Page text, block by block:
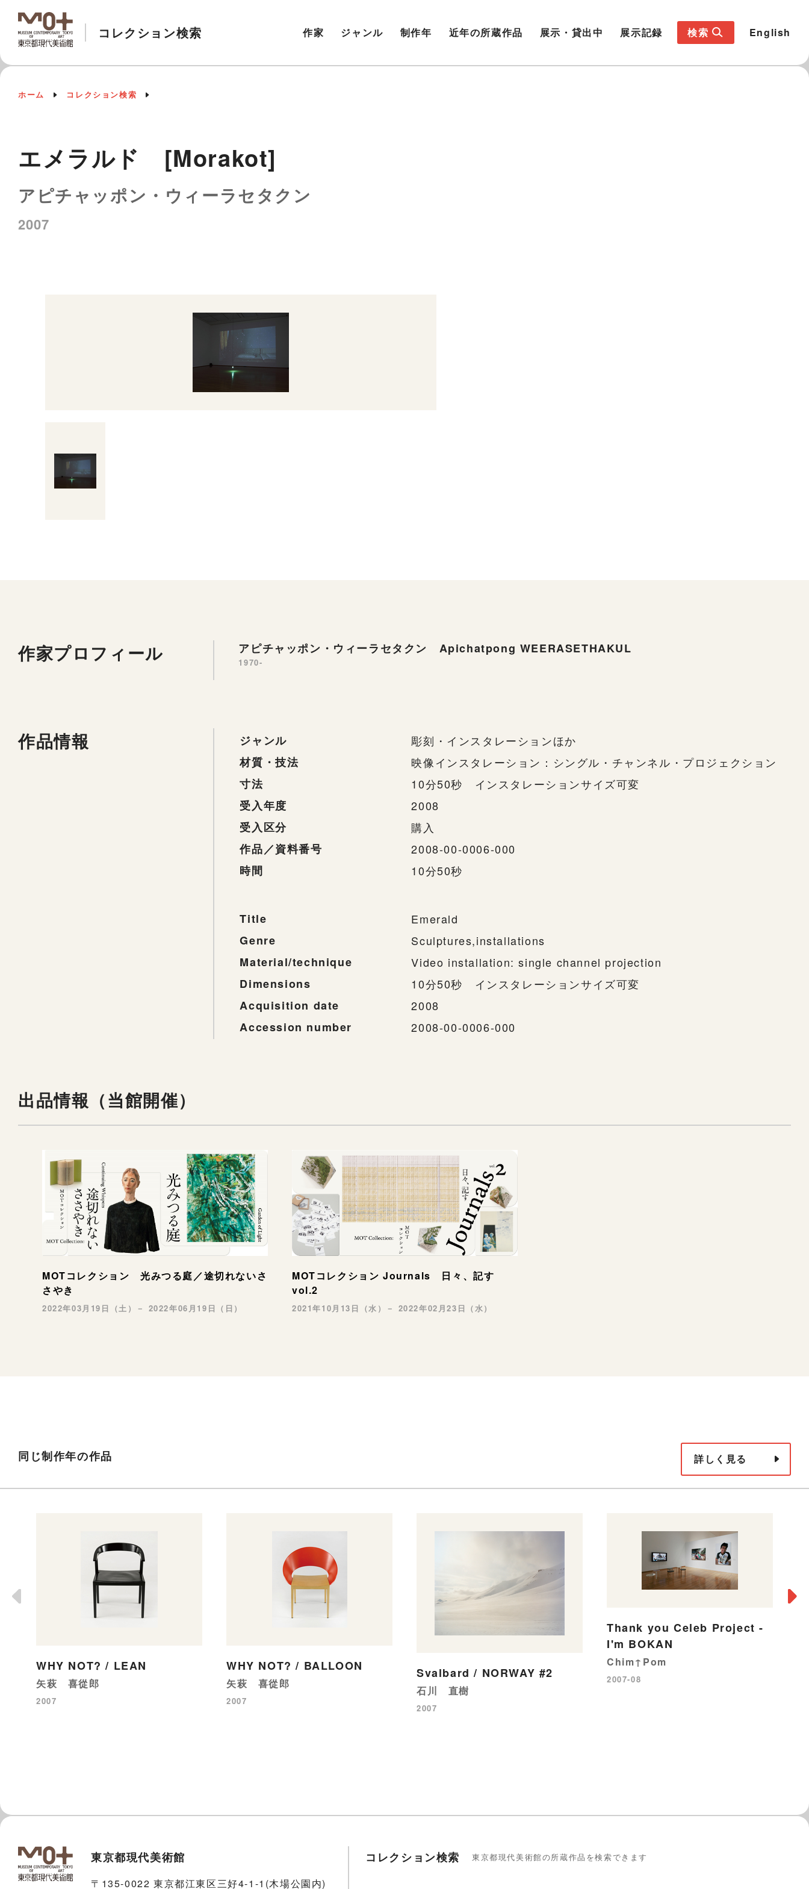
コレクション検索 作家 ジャンル 制作年 近年の所蔵作品 展示・貸出中 展示記録 検索 English
ホーム コレクション検索
エメラルド [Morakot]
アピチャッポン・ウィーラセタクン
2007
作家プロフィール アピチャッポン・ウィーラセタクン Apichatpong WEERASETHAKUL
1970-
作品情報 ジャンル
彫刻・インスタレーションほか
材質・技法
映像インスタレーション：シングル・チャンネル・プロジェクション
寸法
10分50秒 インスタレーションサイズ可変
受入年度
2008
受入区分
購入
作品／資料番号
2008-00-0006-000
時間
10分50秒
Title
Emerald
Genre
Sculptures,installations
Material/technique
Video installation: single channel projection
Dimensions
10分50秒 インスタレーションサイズ可変
Acquisition date
2008
Accession number
2008-00-0006-000
出品情報（当館開催）
MOTコレクション 光みつる庭／途切れないさ
さやき
2022年03月19日（土）－ 2022年06月19日（日）
MOTコレクション Journals 日々、記す
vol.2
2021年10月13日（水）－ 2022年02月23日（水）
同じ制作年の作品 詳しく見る
WHY NOT? / LEAN
矢萩 喜從郎
2007
WHY NOT? / BALLOON
矢萩 喜從郎
2007
Svalbard / NORWAY #2
石川 直樹
2007
Thank you Celeb Project -
I'm BOKAN
Chim↑Pom
2007-08
東京都現代美術館
〒135-0022 東京都江東区三好4-1-1(木場公園内)
コレクション検索 東京都現代美術館の所蔵作品を検索できます